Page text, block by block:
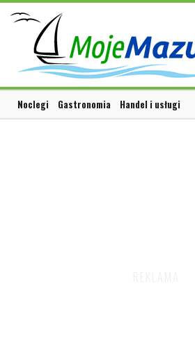
Noclegi Gastronomia Handel i usługi